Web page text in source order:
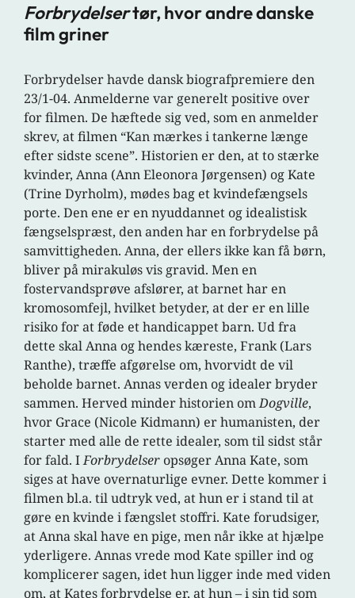
Forbrydelsertør, hvor andre danske
film griner
Forbrydelser havde dansk biografpremiere den
23/1-04. Anmelderne var generelt positive over
forfilmen. De hæftede sig ved, som en anmelder
skrev, at filmen “Kan mærkes i tankerne længe
efter sidste scene”. Historien er den, at to stærke
kvinder, Anna (Ann Eleonora Jørgensen) og Kate
(Trine Dyrholm), mødes bag et kvindefængsels
porte. Den ene er en nyuddannet og idealistisk
fængselspræst, den anden har en forbrydelse på
samvittigheden. Anna, der ellers ikke kan få børn,
bliver på mirakuløs vis gravid. Men en
fostervandsprøve afslører, at barnet har en
kromosomfejl, hvilket betyder, at der er en lille
risiko for at føde et handicappet barn. Ud fra
dette skal Anna og hendes kæreste, Frank (Lars
Ranthe), træffe afgørelse om, hvorvidt de vil
beholde barnet. Annas verden og idealer bryder
sammen. Herved minder historien omDogville,
hvor Grace (Nicole Kidmann) er humanisten, der
starter med alle de rette idealer, som til sidst står
for fald. IForbrydelser opsøger Anna Kate, som
siges at have overnaturlige evner. Dette kommer i
filmen bl.a. til udtryk ved, at hun er i stand til at
gøre en kvinde i fængslet stoffri. Kate forudsiger,
at Anna skal have en pige, men når ikke at hjælpe
yderligere. Annas vrede mod Kate spiller ind og
komplicerer sagen, idet hun ligger inde med viden
om, at Kates forbrydelse er, at hun – i sin tid som